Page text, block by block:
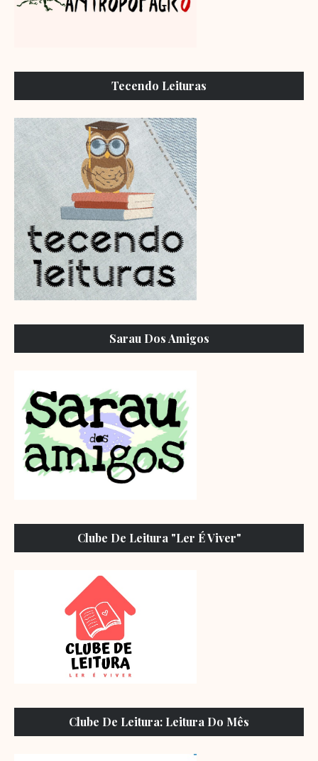
Tecendo Leituras
Sarau Dos Amigos
Clube De Leitura "Ler É Viver"
Clube De Leitura: Leitura Do Mês